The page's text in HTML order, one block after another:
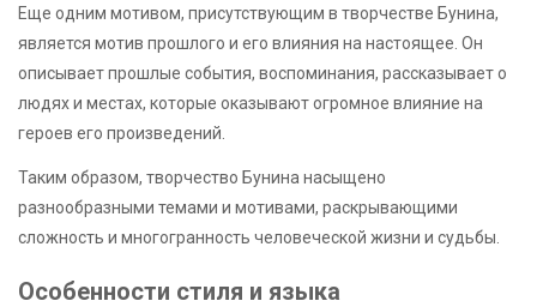
Еще одним мотивом, присутствующим в творчестве Бунина,
является мотив прошлого и его влияния на настоящее. Он
описывает прошлые события, воспоминания, рассказывает о
людях и местах, которые оказывают огромное влияние на
героев его произведений.
Таким образом, творчество Бунина насыщено
разнообразными темами и мотивами, раскрывающими
сложность и многогранность человеческой жизни и судьбы.
Особенности стиля и языка